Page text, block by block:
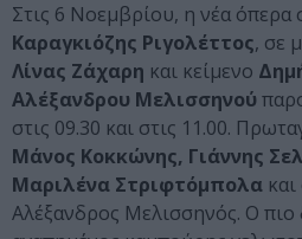
Στις 6 Νοεμβρίου, η νέα όπερα
Καραγκιόζης Ριγολέττος, σε
Λίνας Ζάχαρη και κείμενο
Αλέξανδρου Μελισσηνού
στις 09.30 και στις 11.00.
Μάνος Κοκκώνης, Γιάννης
Μαριλένα Στριφτόμπολα
Αλέξανδρος Μελισσηνός. Ο πιο